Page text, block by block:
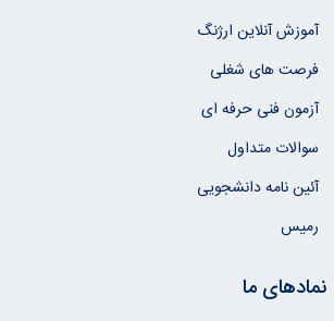
آموزش آنلاین ارژنگ
فرصت های شغلی
آزمون فنی حرفه ای
سوالات متداول
آئین نامه دانشجویی
رمیس
نمادهای ما